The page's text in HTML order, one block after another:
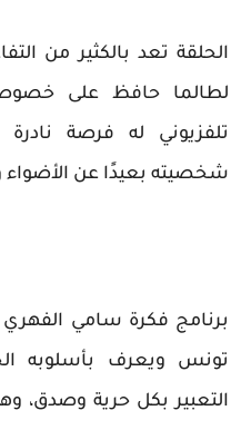
الحلقة تعد بالكثير من
لطالما حافظ على
تلفزيوني له فرصة
شخصيته بعيدًا عن الأضواء
برنامج فكرة سامي الفهري
تونس ويعرف بأسلوبه
التعبير بكل حرية وصدق،